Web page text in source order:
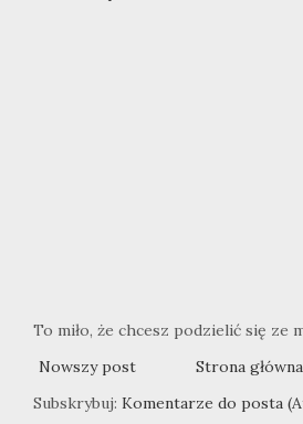
To miło, że chcesz podzielić się ze
Nowszy post
Strona główna
Subskrybuj: Komentarze do posta